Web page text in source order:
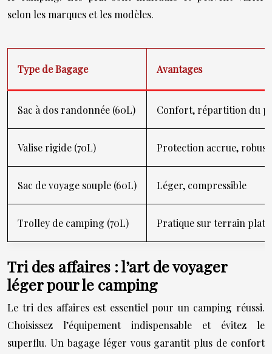
selon les marques et les modèles.
Type de Bagage Avantages
Sac à dos randonnée (60L) Confort, répartition du
Valise rigide (70L) Protection accrue,
Sac de voyage souple (60L) Léger, compressible
Trolley de camping (70L) Pratique sur terrain plat,
Tri des affaires : l’art de voyager
léger pour le camping
Le tri des affaires est essentiel pour un camping réussi.
Choisissez l’équipement indispensable et évitez le
superflu. Un bagage léger vous garantit plus de confort